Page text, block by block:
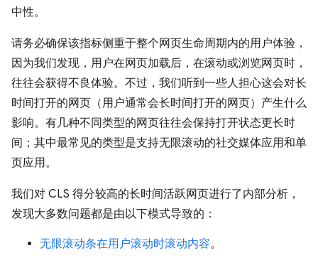
中性。
请务必确保该指标侧重于整个网页生命周期内的用户体验，
因为我们发现，用户在网页加载后，在滚动或浏览网页时，
往往会获得不良体验。不过，我们听到一些人担心这会对长
时间打开的网页（用户通常会长时间打开的网页）产生什么
影响。有几种不同类型的网页往往会保持打开状态更长时
间；其中最常见的类型是支持无限滚动的社交媒体应用和单
页应用。
我们对 CLS 得分较高的长时间活跃网页进行了内部分析，
发现大多数问题都是由以下模式导致的：
无限滚动条在用户滚动时滚动内容。